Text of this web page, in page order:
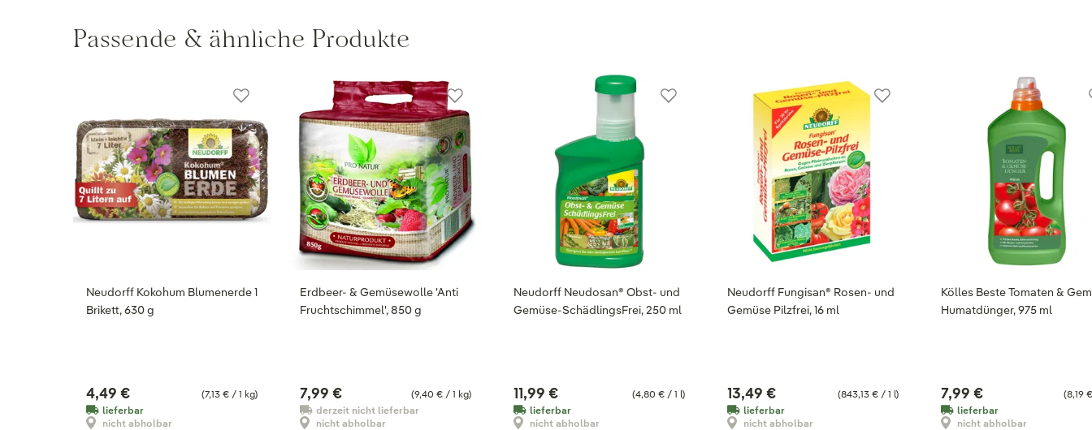
Passende & ähnliche Produkte
Neudorff Kokohum Blumenerde 1
Brikett, 630 g
(7,13 € / 1 kg)
4,49 €
lieferbar
nicht abholbar
Erdbeer- & Gemüsewolle 'Anti
Fruchtschimmel', 850 g
(9,40 € / 1 kg)
7,99 €
derzeit nicht lieferbar
nicht abholbar
Neudorff Neudosan® Obst- und
Gemüse-SchädlingsFrei, 250 ml
(4,80 € / 1 l)
11,99 €
lieferbar
nicht abholbar
Neudorff Fungisan® Rosen- und
Gemüse Pilzfrei, 16 ml
(843,13 € / 1 l)
13,49 €
lieferbar
nicht abholbar
Kölles Beste Tomaten &
Humatdünger, 975 ml
(8,19
7,99 €
lieferbar
nicht abholbar